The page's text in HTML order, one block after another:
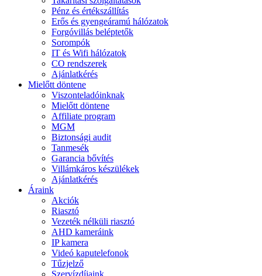
Pénz és értékszállítás
Erős és gyengeáramú hálózatok
Forgóvillás beléptetők
Sorompók
IT és Wifi hálózatok
CO rendszerek
Ajánlatkérés
Mielőtt döntene
Viszonteladóinknak
Mielőtt döntene
Affiliate program
MGM
Biztonsági audit
Tanmesék
Garancia bővítés
Villámkáros készülékek
Ajánlatkérés
Áraink
Akciók
Riasztó
Vezeték nélküli riasztó
AHD kameráink
IP kamera
Videó kaputelefonok
Tűzjelző
Szervízdíjaink